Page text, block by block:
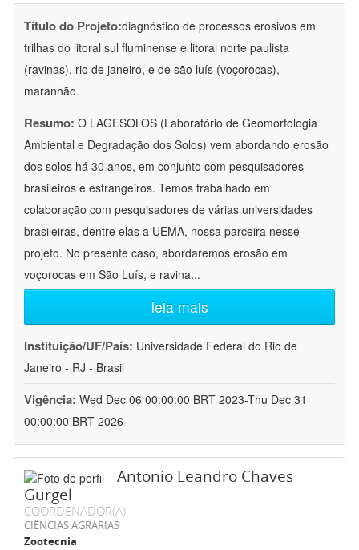
Título do Projeto:diagnóstico de processos erosivos em
trilhas do litoral sul fluminense e litoral norte paulista
(ravinas), rio de janeiro, e de são luís (voçorocas),
maranhão.
Resumo: O LAGESOLOS (Laboratório de Geomorfologia
Ambiental e Degradação dos Solos) vem abordando erosão
dos solos há 30 anos, em conjunto com pesquisadores
brasileiros e estrangeiros. Temos trabalhado em
colaboração com pesquisadores de várias universidades
brasileiras, dentre elas a UEMA, nossa parceira nesse
projeto. No presente caso, abordaremos erosão em
voçorocas em São Luís, e ravina...
leia mais
Instituição/UF/País: Universidade Federal do Rio de
Janeiro - RJ - Brasil
Vigência: Wed Dec 06 00:00:00 BRT 2023-Thu Dec 31
00:00:00 BRT 2026
Antonio Leandro Chaves
Gurgel
COORDENADOR(A)
CIÊNCIAS AGRÁRIAS
Zootecnia